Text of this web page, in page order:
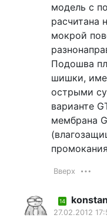
модель с
расчитана
мокрой
Подошва
шишки,
острыми
варианте
мембрана
Вверх
14
27.02.2012